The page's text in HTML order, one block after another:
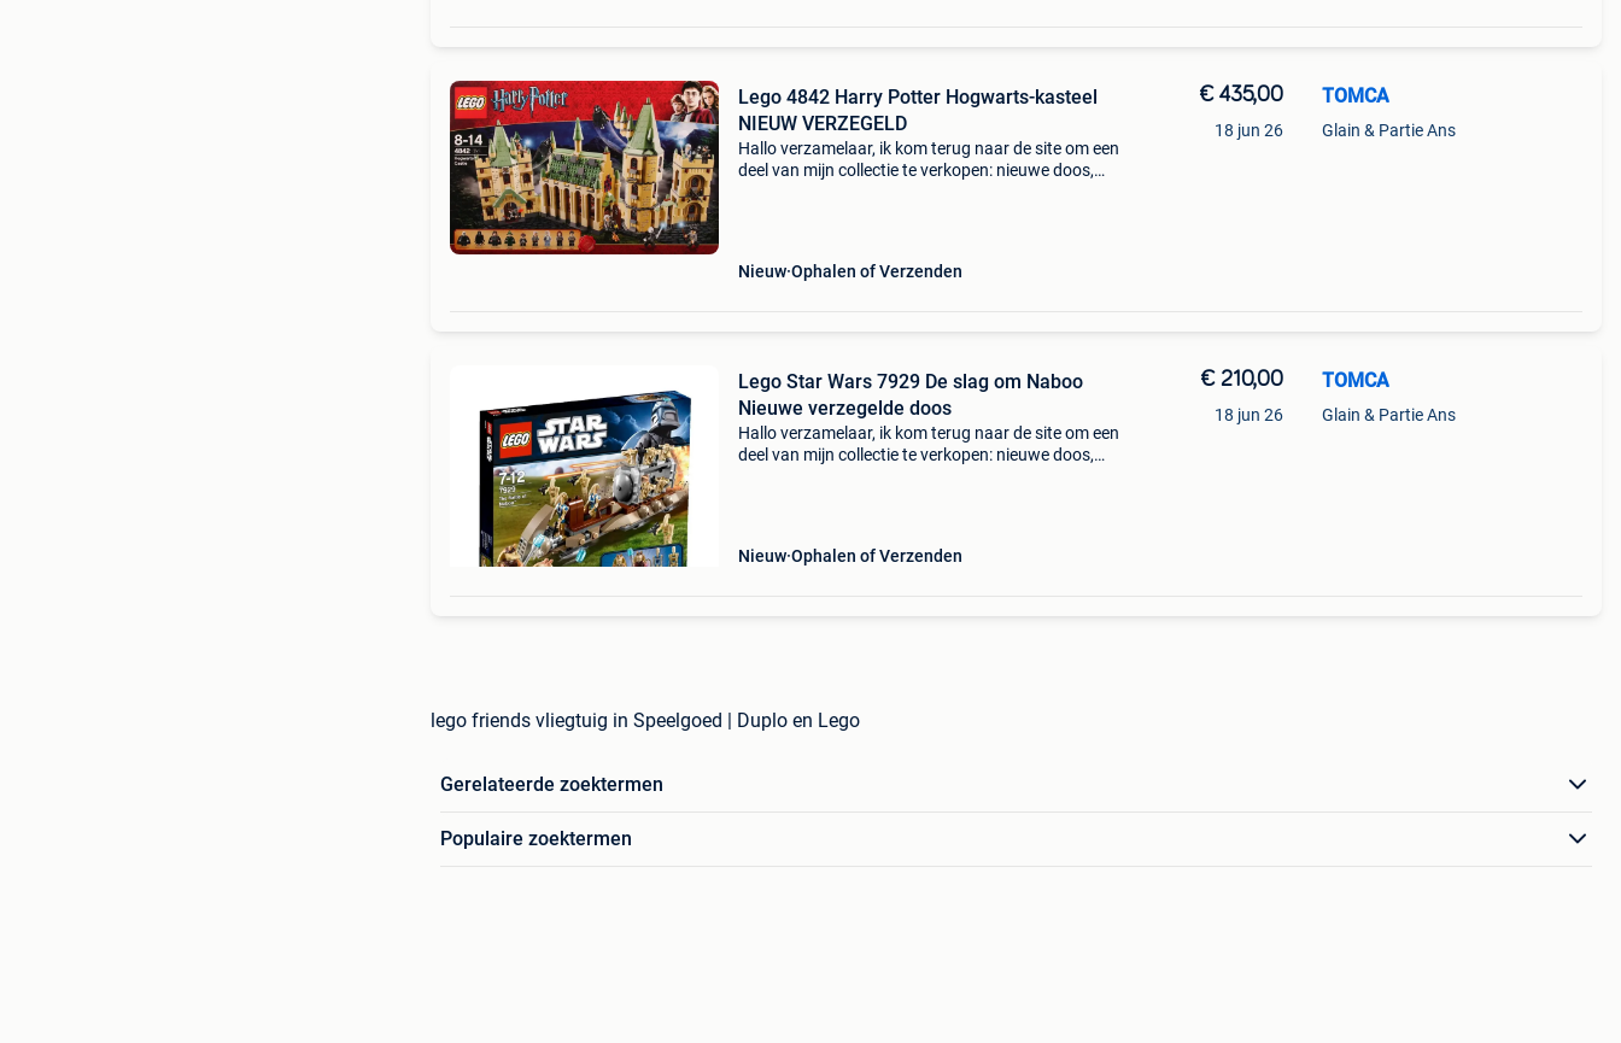
Lego 4842 Harry Potter Hogwarts-kasteel
NIEUW VERZEGELD
Hallo verzamelaar, ik kom terug naar de site om een
deel van mijn collectie te verkopen: nieuwe doos,
Nieuw Ophalen of Verzenden
€ 435,00
18 jun 26
TOMCA
Glain & Partie Ans
Lego Star Wars 7929 De slag om Naboo
Nieuwe verzegelde doos
Hallo verzamelaar, ik kom terug naar de site om een
deel van mijn collectie te verkopen: nieuwe doos,
Nieuw Ophalen of Verzenden
€ 210,00
18 jun 26
TOMCA
Glain & Partie Ans
lego friends vliegtuig in Speelgoed | Duplo en Lego
Gerelateerde zoektermen
Populaire zoektermen